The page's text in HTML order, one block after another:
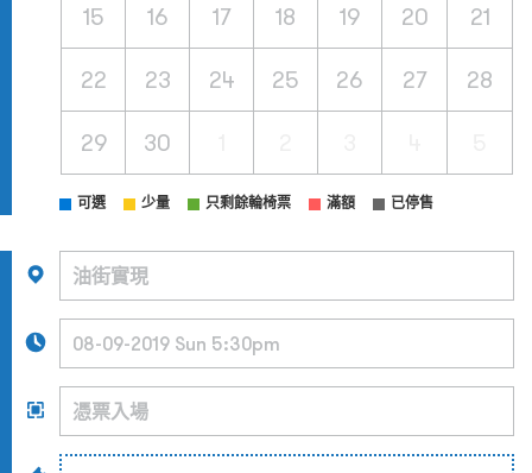
15 16 17 18 19 20 21
22 23 24 25 26 27 28
29 30
可選 少量 只剩餘輪椅票 滿額 已停售